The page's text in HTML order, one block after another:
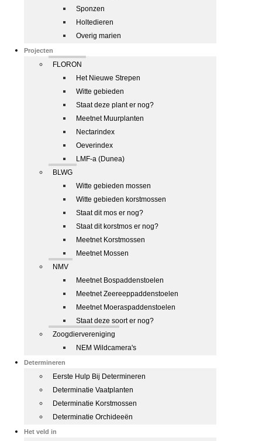
Sponzen
Holtedieren
Overig marien
Projecten
FLORON
Het Nieuwe Strepen
Witte gebieden
Staat deze plant er nog?
Meetnet Muurplanten
Nectarindex
Oeverindex
LMF-a (Dunea)
BLWG
Witte gebieden mossen
Witte gebieden korstmossen
Staat dit mos er nog?
Staat dit korstmos er nog?
Meetnet Korstmossen
Meetnet Mossen
NMV
Meetnet Bospaddenstoelen
Meetnet Zeereeppaddenstoelen
Meetnet Moeraspaddenstoelen
Staat deze soort er nog?
Zoogdiervereniging
NEM Wildcamera's
Determineren
Eerste Hulp Bij Determineren
Determinatie Vaatplanten
Determinatie Korstmossen
Determinatie Orchideeën
Het veld in